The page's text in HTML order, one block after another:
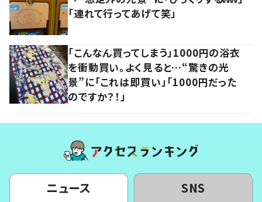
「連れて行ってあげて笑」
「こんなん買ってしまう」1000円の浴衣
を衝動買い。よく見ると…“驚きの光
景”に「これは即買い」「1000円だった
のですか？！」
ニュース SNS